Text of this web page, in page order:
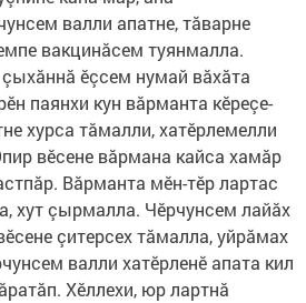
валли апатне, тăварне
вакцинăсем туянмалла.
ӗçсем нумай вăхăта
паянхи кун вăрманта кӗреçе-
хурса тăмалли, хатӗрлемелли
вӗсене вăрмана кайса хамăр
Вăрманта мӗн-тӗр лартас
хут çырмалла. Чӗрчунсем лайăх
çитерсех тăмалла, уйрăмах
валли хатӗрленӗ апата кил
Хӗллехи, юр лартнă